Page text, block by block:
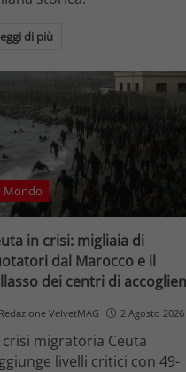
di più
Mondo
in crisi: migliaia di
dal Marocco e il
dei centri di
Redazione VelvetMAG 2 Agosto 2026
crisi migratoria Ceuta
livelli critici con 49-